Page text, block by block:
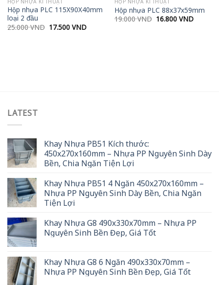
Hộp nhựa PLC 115X90X40mm
loại 2 đầu
25.000VND Original
price
17.500VNDCurrent
price
Hộp nhựa PLC 88x37x59mm
19.000VND Original
price
16.800VNDCurrent
price
LATEST
Khay Nhựa PB51 Kích thước:
450x270x160mm – Nhựa PP Nguyên Sinh Dày
Bền, Chia Ngăn Tiện Lợi
Khay Nhựa PB51 4 Ngăn 450x270x160mm –
Nhựa PP Nguyên Sinh Dày Bền, Chia Ngăn
Tiện Lợi
Khay Nhựa G8 490x330x70mm – Nhựa PP
Nguyên Sinh Bền Đẹp, Giá Tốt
Khay Nhựa G8 6 Ngăn 490x330x70mm –
Nhựa PP Nguyên Sinh Bền Đẹp, Giá Tốt